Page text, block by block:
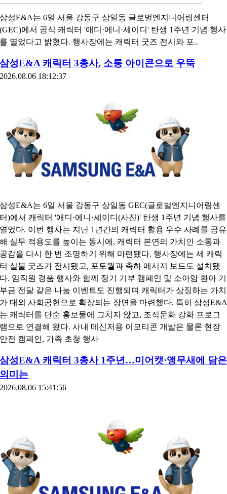
삼성E&A는 6일 서울 강동구 상일동 글로벌엔지니어링센터
(GEC)에서 공식 캐릭터 '애디·에니·세이디' 탄생 1주년 기념 행사
를 열었다고 밝혔다. 행사장에는 캐릭터 굿즈 전시와 포..
삼성E&A 캐릭터 3총사, 소통 아이콘으로 우뚝
2026.08.06 18:12:37
삼성E&A는 6일 서울 강동구 상일동 GEC(글로벌엔지니어링센
터)에서 캐릭터 '애디·에니·세이디(사진)' 탄생 1주년 기념 행사를
열었다. 이번 행사는 지난 1년간의 캐릭터 활용 우수 사례를 공유
해 실무 적용도를 높이는 동시에, 캐릭터 본연의 가치인 소통과
공감을 다시 한 번 조명하기 위해 마련됐다. 행사장에는 세 캐릭
터 실물 굿즈가 전시됐고, 포토월과 축하 메시지 보드도 설치됐
다. 임직원 경품 행사와 함께 정기 기부 캠페인 및 소아암 환아 기
부금 전달 같은 나눔 이벤트도 진행되며 캐릭터가 상징하는 가치
가 대외 사회공헌으로 확장되는 장면을 마련했다. 특히 삼성E&A
는 캐릭터를 단순 홍보물에 그치지 않고, 조직문화 강화 프로그
램으로 연결해 왔다. 사내 메신저용 이모티콘 개발은 물론 현장
안전 캠페인, 가족 초청 행사
삼성E&A 캐릭터 3총사 1주년…미어캣·앵무새에 담은
의미는
2026.08.06 15:41:56